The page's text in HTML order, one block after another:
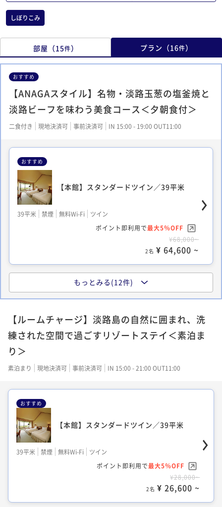
しぼりこみ
部屋 （15件） プラン （16件）
おすすめ
【ANAGAスタイル】名物・淡路玉葱の塩釜焼と
淡路ビーフを味わう美食コース＜夕朝食付＞
二食付き 現地決済可 事前決済可 IN 15:00 - 19:00 OUT11:00
おすすめ
【本館】スタンダードツイン／39平米
39平米 禁煙 無料Wi-Fi
ツイン
ポイント即利用で最大5％OFF
¥68,000~
2名 ¥ 64,600 ~
【本館】スタンダードダブル／39平米
39平米 禁煙 無料Wi-Fi
ダブル
ポイント即利用で最大5％OFF
39平米 禁煙
ポイント即利用で
¥72,000~
¥ 68,400 ~
もっとみる(12件)
【ルームチャージ】淡路島の自然に囲まれ、洗
練された空間で過ごすリゾートステイ＜素泊ま
り＞
素泊まり 現地決済可 事前決済可 IN 15:00 - 21:00 OUT11:00
おすすめ
【本館】スタンダードツイン／39平米
39平米 禁煙 無料Wi-Fi
ツイン
ポイント即利用で最大5％OFF
¥28,000~
2名 ¥ 26,600 ~